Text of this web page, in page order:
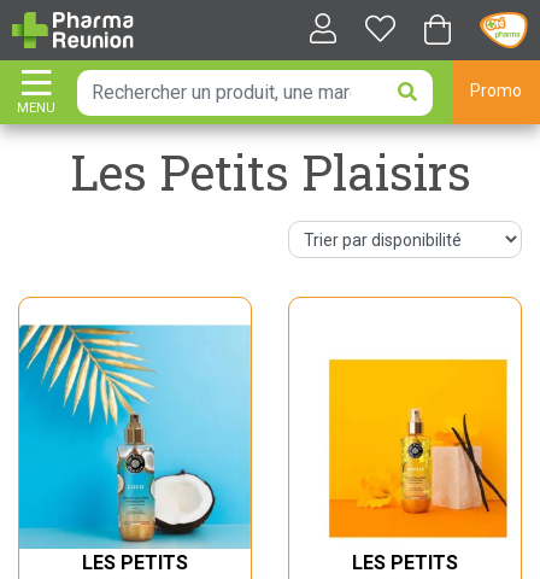
MENU
AFFICHER LA NAVIGATION
Promo
Les Petits Plaisirs
LES PETITS
LES PETITS